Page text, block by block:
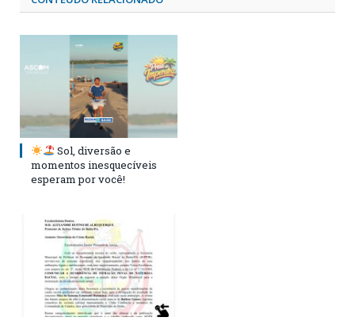
Sol, diversão e
momentos inesquecíveis
esperam por você!